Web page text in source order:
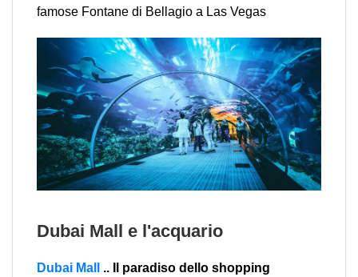
famose Fontane di Bellagio a Las Vegas
Dubai Mall e l'acquario
Dubai Mall
.. Il paradiso dello shopping